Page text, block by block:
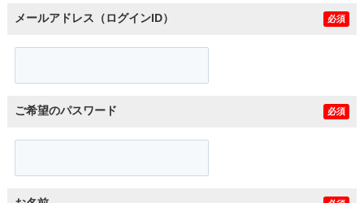
メールアドレス（ログインID） 必須
ご希望のパスワード 必須